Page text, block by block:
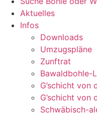
Aktuelles
Infos
Downloads
Umzugspläne
Zunftrat
Bawaldbohle-
G’schicht von
G’schicht von
Schwäbisch-